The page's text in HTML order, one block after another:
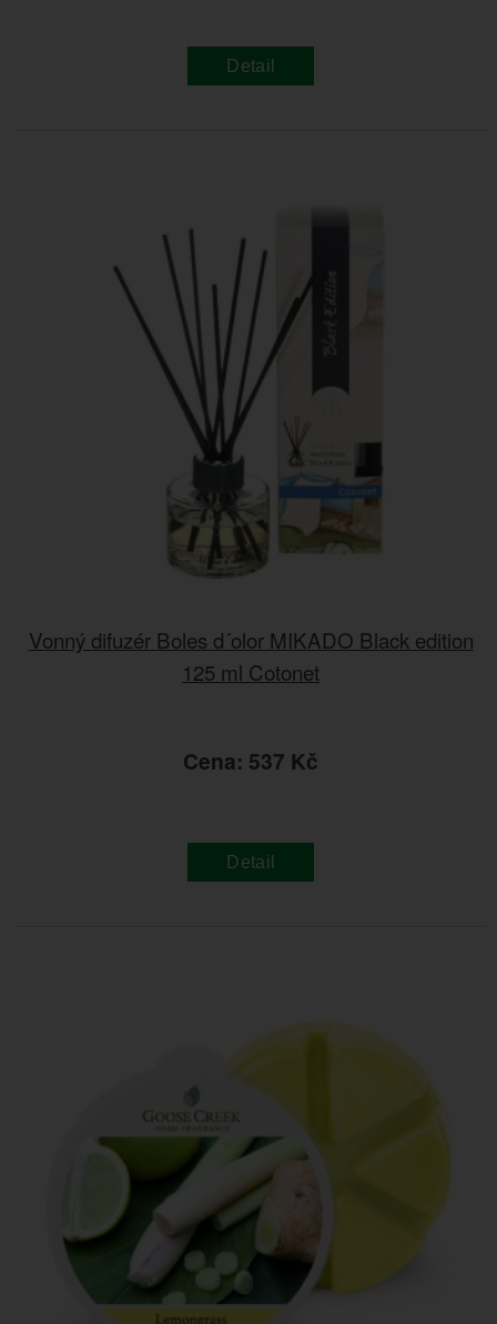
Detail
Vonný difuzér Boles d´olor MIKADO Black edition
125 ml Cotonet
Cena: 537 Kč
Detail